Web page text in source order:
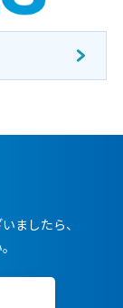
ましたら、